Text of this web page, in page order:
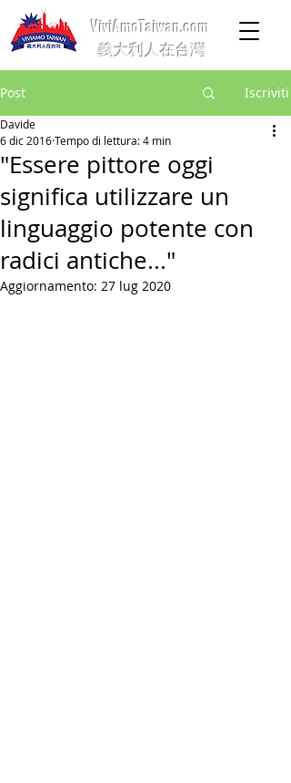
ViviAmoTaiwan.com
義大利人在台灣
Post Iscriviti
"Essere pittore oggi
significa utilizzare un
linguaggio potente con
radici antiche..."
Davide
6 dic 2016Tempo di lettura: 4 min
Aggiornamento: 27 lug 2020